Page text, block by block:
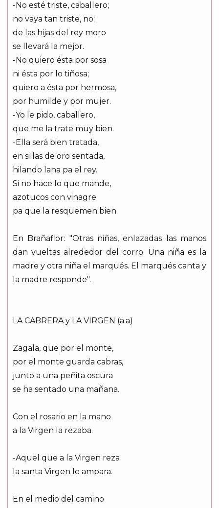
-No esté triste, caballero;
no vaya tan triste, no;
de las hijas del rey moro
se llevará la mejor.
-No quiero ésta por sosa
ni ésta por lo tiñosa;
quiero a ésta por hermosa,
por humilde y por mujer.
-Yo le pido, caballero,
que me la trate muy bien.
-Ella será bien tratada,
en sillas de oro sentada,
hilando lana pa el rey.
Si no hace lo que mande,
azotucos con vinagre
pa que la resquemen bien.
En Brañaflor: "Otras niñas, enlazadas las manos
dan vueltas alrededor del corro. Una niña es la
madre y otra niña el marqués. El marqués canta y
la madre responde".
LA CABRERA y LA VIRGEN (a.a)
Zagala, que por el monte,
por el monte guarda cabras,
junto a una peñita oscura
se ha sentado una mañana.
Con el rosario en la mano
a la Virgen la rezaba.
-Aquel que a la Virgen reza
la santa Virgen le ampara.
En el medio del camino